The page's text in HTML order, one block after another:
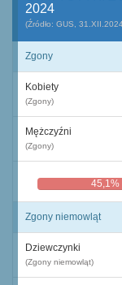
2024
(Źródło: GUS,
Zgony
Kobiety
(Zgony)
Mężczyźni
(Zgony)
45,1%
Zgony niemowląt
Dziewczynki
(Zgony niemowląt)